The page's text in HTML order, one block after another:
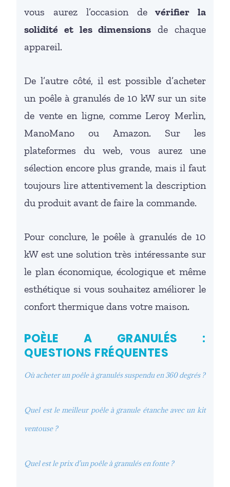
vous aurez l’occasion devérifier la
solidité et les dimensions de chaque
appareil.
De l’autre côté, il est possible d’acheter
un poêle à granulés de 10 kW sur un site
de vente en ligne, comme Leroy Merlin,
ManoMano ou Amazon. Sur les
plateformes du web, vous aurez une
sélection encore plus grande, mais il faut
toujours lire attentivement la description
du produit avant de faire la commande.
Pour conclure, le poêle à granulés de 10
kW est une solution très intéressante sur
le plan économique, écologique et même
esthétique si vous souhaitez améliorer le
confort thermique dans votre maison.
POÈLE A GRANULÉS :
QUESTIONS FRÉQUENTES
Où acheter un poêle à granulés suspendu en 360 degrés ?
Quel est le meilleur poêle à granule étanche avec un kit
ventouse ?
Quel est le prix d’un poêle à granulés en fonte ?